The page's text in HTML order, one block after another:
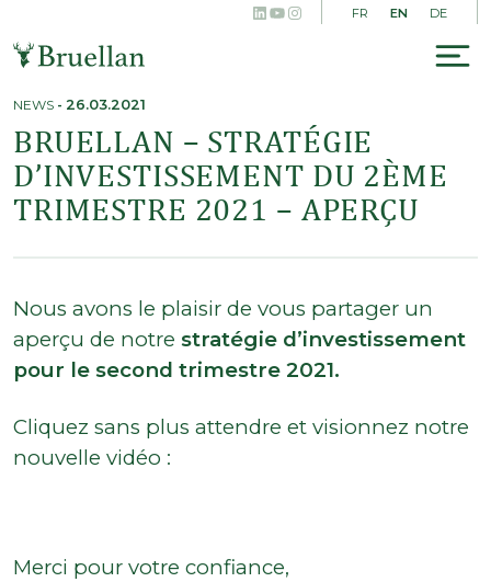
to
content
LinkedIn
YouTube
Instagram
FR EN DE
NEWS - 26.03.2021
BRUELLAN – STRATÉGIE
D’INVESTISSEMENT DU 2ÈME
TRIMESTRE 2021 – APERÇU
Nous avons le plaisir de vous partager un
aperçu de notre stratégie d’investissement
pour le second trimestre 2021.
Cliquez sans plus attendre et visionnez notre
nouvelle vidéo :
Merci pour votre confiance,